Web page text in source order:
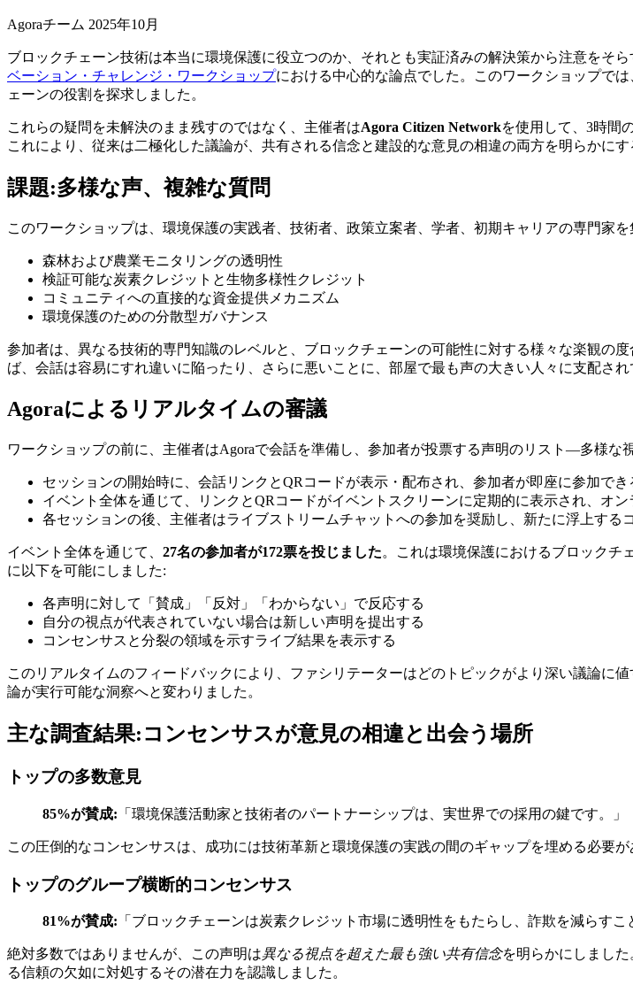
Agoraチーム 2025年10月
ブロックチェーン技術は本当に環境保護に役立つのか、それとも実証済みの解決策から注意をそ
ベーション・チャレンジ・ワークショップにおける中心的な論点でした。このワークショップで
ェーンの役割を探求しました。
これらの疑問を未解決のまま残すのではなく、主催者はAgora Citizen Networkを使用して、3時間
これにより、従来は二極化した議論が、共有される信念と建設的な意見の相違の両方を明らかに
課題:多様な声、複雑な質問
このワークショップは、環境保護の実践者、技術者、政策立案者、学者、初期キャリアの専門家
森林および農業モニタリングの透明性
検証可能な炭素クレジットと生物多様性クレジット
コミュニティへの直接的な資金提供メカニズム
環境保護のための分散型ガバナンス
参加者は、異なる技術的専門知識のレベルと、ブロックチェーンの可能性に対する様々な楽観の
ば、会話は容易にすれ違いに陥ったり、さらに悪いことに、部屋で最も声の大きい人々に支配され
Agoraによるリアルタイムの審議
ワークショップの前に、主催者はAgoraで会話を準備し、参加者が投票する声明のリスト—多様な
セッションの開始時に、会話リンクとQRコードが表示・配布され、参加者が即座に参加でき
イベント全体を通じて、リンクとQRコードがイベントスクリーンに定期的に表示され、オ
各セッションの後、主催者はライブストリームチャットへの参加を奨励し、新たに浮上する
イベント全体を通じて、 27名の参加者が172票を投じました。これは環境保護におけるブロックチ
に以下を可能にしました:
各声明に対して「賛成」「反対」「わからない」で反応する
自分の視点が代表されていない場合は新しい声明を提出する
コンセンサスと分裂の領域を示すライブ結果を表示する
このリアルタイムのフィードバックにより、ファシリテーターはどのトピックがより深い議論に
論が実行可能な洞察へと変わりました。
主な調査結果:コンセンサスが意見の相違と出会う場所
トップの多数意見
85%が賛成: 「環境保護活動家と技術者のパートナーシップは、実世界での採用の鍵です。」
この圧倒的なコンセンサスは、成功には技術革新と環境保護の実践の間のギャップを埋める必要
トップのグループ横断的コンセンサス
81%が賛成: 「ブロックチェーンは炭素クレジット市場に透明性をもたらし、詐欺を減らすこ
絶対多数ではありませんが、この声明は異なる視点を超えた最も強い共有信念を明らかにしまし
る信頼の欠如に対処するその潜在力を認識しました。